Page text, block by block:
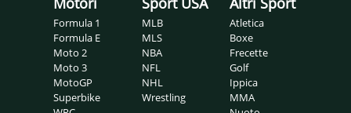
Formula 1
Formula E
Moto 2
Moto 3
MotoGP
Superbike
MLB
MLS
NBA
NFL
NHL
Wrestling
Atletica
Boxe
Frecette
Golf
Ippica
MMA